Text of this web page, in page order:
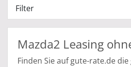
Filter
Mazda2 Leasing
Finden Sie auf gute-rate.de